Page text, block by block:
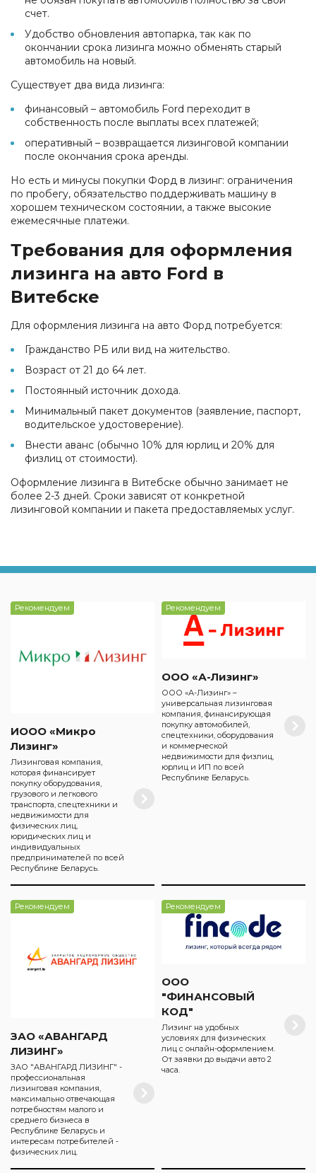
счет.
Удобство обновления автопарка, так как по
окончании срока лизинга можно обменять старый
автомобиль на новый.
Существует два вида лизинга:
финансовый – автомобиль Ford переходит в
собственность после выплаты всех платежей;
оперативный – возвращается лизинговой компании
после окончания срока аренды.
Но есть и минусы покупки Форд в лизинг: ограничения
по пробегу, обязательство поддерживать машину в
хорошем техническом состоянии, а также высокие
ежемесячные платежи.
Требования для оформления
лизинга на авто Ford в
Витебске
Для оформления лизинга на авто Форд потребуется:
Гражданство РБ или вид на жительство.
Возраст от 21 до 64 лет.
Постоянный источник дохода.
Минимальный пакет документов (заявление, паспорт,
водительское удостоверение).
Внести аванс (обычно 10% для юрлиц и 20% для
физлиц от стоимости).
Оформление лизинга в Витебске обычно занимает не
более 2-3 дней. Сроки зависят от конкретной
лизинговой компании и пакета предоставляемых услуг.
Рекомендуем
ИООО «Микро
Лизинг»
Лизинговая компания,
которая финансирует
покупку оборудования,
грузового и легкового
транспорта, спецтехники и
недвижимости для
физических лиц,
юридических лиц и
индивидуальных
предпринимателей по всей
Республике Беларусь.
Рекомендуем
ООО «А-Лизинг»
ООО «А-Лизинг» –
универсальная лизинговая
компания, финансирующая
покупку автомобилей,
спецтехники, оборудования
и коммерческой
недвижимости для физлиц,
юрлиц и ИП по всей
Республике Беларусь.
Рекомендуем
ЗАО «АВАНГАРД
ЛИЗИНГ»
ЗАО "АВАНГАРД ЛИЗИНГ" -
профессиональная
лизинговая компания,
максимально отвечающая
потребностям малого и
среднего бизнеса в
Республике Беларусь и
интересам потребителей -
физических лиц.
Рекомендуем
ООО
"ФИНАНСОВЫЙ
КОД"
Лизинг на удобных
условиях для физических
лиц с онлайн-оформлением.
От заявки до выдачи авто 2
часа.